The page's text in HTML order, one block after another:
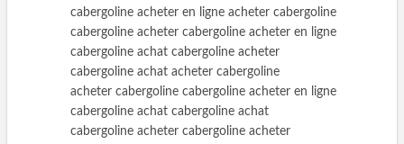
cabergoline acheter en ligne acheter cabergoline
cabergoline acheter cabergoline acheter en ligne
cabergoline achat cabergoline acheter
cabergoline achat acheter cabergoline
acheter cabergoline cabergoline acheter en ligne
cabergoline achat cabergoline achat
cabergoline acheter cabergoline acheter